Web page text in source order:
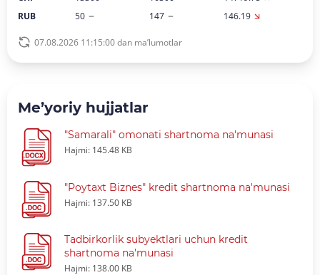
RUB
50 147 146.19
07.08.2026 11:15:00 dan ma’lumotlar
Me’yoriy hujjatlar
"Samarali" omonati shartnoma na'munasi
Hajmi: 145.48 KB
"Poytaxt Biznes" kredit shartnoma na'munasi
Hajmi: 137.50 KB
Tadbirkorlik subyektlari uchun kredit
shartnoma na'munasi
Hajmi: 138.00 KB